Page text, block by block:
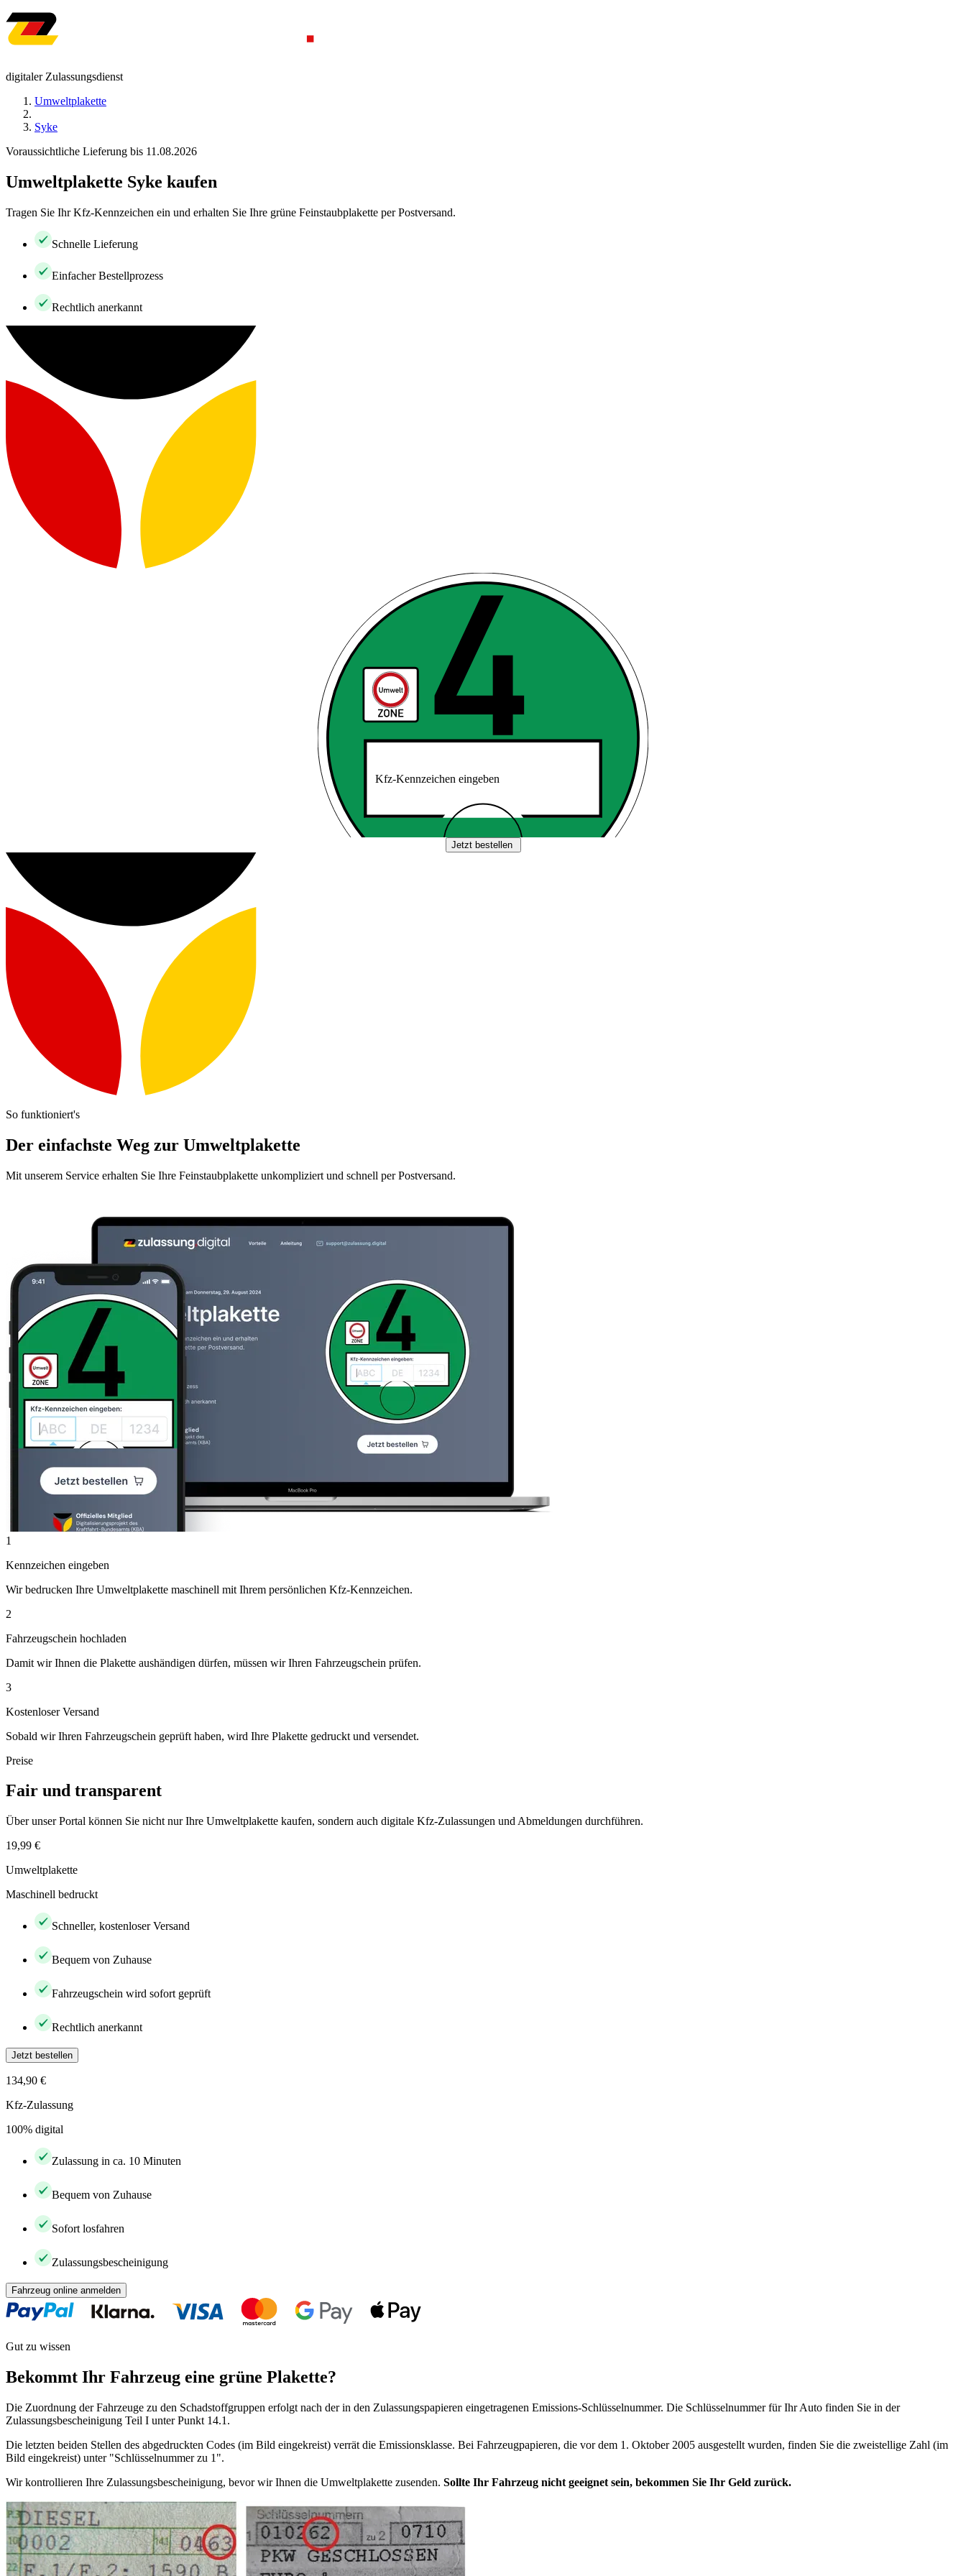
digitaler Zulassungsdienst
Umweltplakette
Syke
Voraussichtliche Lieferung bis 11.08.2026
Umweltplakette Syke kaufen
Tragen Sie Ihr Kfz-Kennzeichen ein und erhalten Sie Ihre grüne Feinstaubplakette per Postversand.
Schnelle Lieferung
Einfacher Bestellprozess
Rechtlich anerkannt
Kfz-Kennzeichen eingeben
Jetzt bestellen
So funktioniert's
Der einfachste Weg zur Umweltplakette
Mit unserem Service erhalten Sie Ihre Feinstaubplakette unkompliziert und schnell per Postversand.
1
Kennzeichen eingeben
Wir bedrucken Ihre Umweltplakette maschinell mit Ihrem persönlichen Kfz-Kennzeichen.
2
Fahrzeugschein hochladen
Damit wir Ihnen die Plakette aushändigen dürfen, müssen wir Ihren Fahrzeugschein prüfen.
3
Kostenloser Versand
Sobald wir Ihren Fahrzeugschein geprüft haben, wird Ihre Plakette gedruckt und versendet.
Preise
Fair und transparent
Über unser Portal können Sie nicht nur Ihre Umweltplakette kaufen, sondern auch digitale Kfz-Zulassungen und Abmeldungen durchführen.
19,99 €
Umweltplakette
Maschinell bedruckt
Schneller, kostenloser Versand
Bequem von Zuhause
Fahrzeugschein wird sofort geprüft
Rechtlich anerkannt
Jetzt bestellen
134,90 €
Kfz-Zulassung
100% digital
Zulassung in ca. 10 Minuten
Bequem von Zuhause
Sofort losfahren
Zulassungsbescheinigung
Fahrzeug online anmelden
Gut zu wissen
Bekommt Ihr Fahrzeug eine grüne Plakette?
Die Zuordnung der Fahrzeuge zu den Schadstoffgruppen erfolgt nach der in den Zulassungspapieren eingetragenen Emissions-Schlüsselnummer. Die Schlüsselnummer für Ihr Auto finden Sie in der
Zulassungsbescheinigung Teil I unter Punkt 14.1.
Die letzten beiden Stellen des abgedruckten Codes (im Bild eingekreist) verrät die Emissionsklasse. Bei Fahrzeugpapieren, die vor dem 1. Oktober 2005 ausgestellt wurden, finden Sie die zweistellige Zahl (im
Bild eingekreist) unter "Schlüsselnummer zu 1".
Wir kontrollieren Ihre Zulassungsbescheinigung, bevor wir Ihnen die Umweltplakette zusenden. Sollte Ihr Fahrzeug nicht geeignet sein, bekommen Sie Ihr Geld zurück.